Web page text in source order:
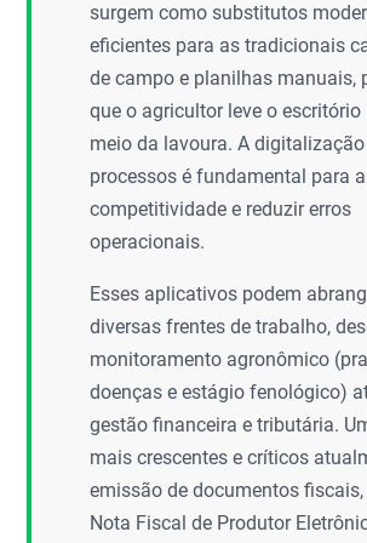
surgem como substitutos
eficientes para as tradicionais
de campo e planilhas manuais,
que o agricultor leve o escritório
meio da lavoura. A
processos é fundamental para
competitividade e reduzir erros
operacionais.
Esses aplicativos podem
diversas frentes de trabalho,
monitoramento agronômico
doenças e estágio fenológico)
gestão financeira e tributária.
mais crescentes e críticos
emissão de documentos
Nota Fiscal de Produtor